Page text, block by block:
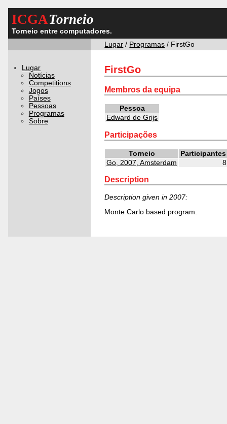
ICGATorneio
Torneio entre computadores.
Lugar / Programas / FirstGo
Lugar
Notícias
Competitions
Jogos
Países
Pessoas
Programas
Sobre
FirstGo
Membros da equipa
Pessoa
Edward de Grijs
Participações
Torneio
Participantes
Go, 2007, Amsterdam
8
Description
Description given in 2007:
Monte Carlo based program.